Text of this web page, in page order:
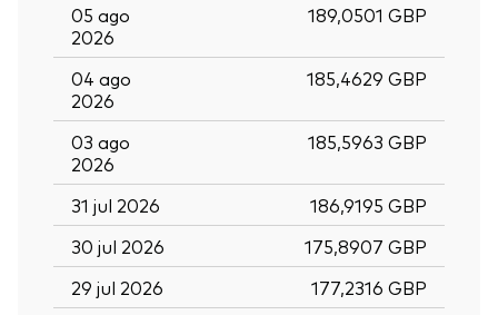
05 ago
2026
189,0501 GBP
04 ago
2026
185,4629 GBP
03 ago
2026
185,5963 GBP
31 jul 2026
186,9195 GBP
30 jul 2026
175,8907 GBP
29 jul 2026
177,2316 GBP